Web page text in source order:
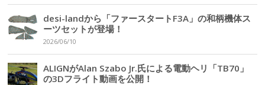
desi-landから「ファースタートF3A」の和柄機体ス
ーツセットが登場！
2026/06/10
ALIGNがAlan Szabo Jr.氏による電動ヘリ「TB70」
の3Dフライト動画を公開！